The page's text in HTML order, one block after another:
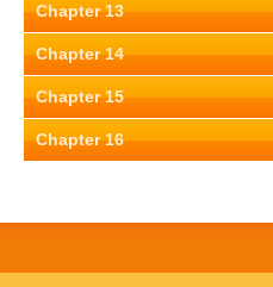
Chapter 13
Chapter 14
Chapter 15
Chapter 16